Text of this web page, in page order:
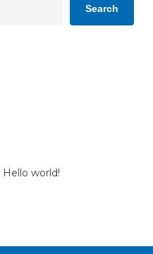
Search
Hello world!